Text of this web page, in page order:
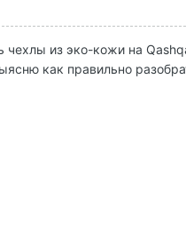
из эко-кожи на
как правильно